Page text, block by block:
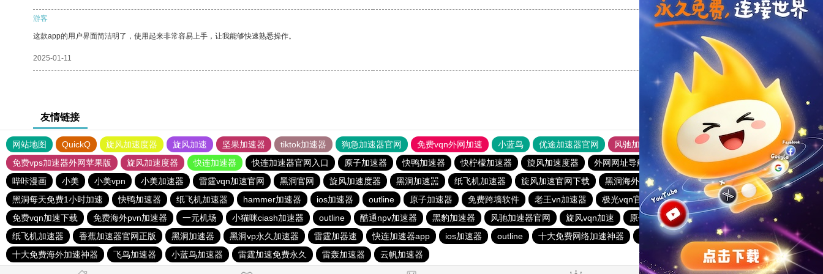
游客
这款app的用户界面简洁明了，使用起来非常容易上手，让我能够快速熟悉操作。
2025-01-11 支持
友情链接
网站地图 QuickQ 旋风加速度器 旋风加速 坚果加速器 tiktok加速器 狗急加速器官网 免费vqn外网加速 小蓝鸟 优途加速器官网 风驰加速器
旋风加速器
免费vps加速器外网苹果版
旋风加速度器 快连加速器 快连加速器官网入口 原子加速器 快鸭加速器 快柠檬加速器 旋风加速度器 外网网址导航 软件中心 雷霆加速
狂飙加速器
哔咔漫画
小美 小美vpn 小美加速器 雷霆vqn加速官网 黑洞官网 旋风加速度器 黑洞加速噐 纸飞机加速器 旋风加速官网下载 黑洞海外npv加速梯子 一元机场
v蚂蚁加速器
黑洞每天免费1小时加速
快鸭加速器 纸飞机加速器 hammer加速器 ios加速器 outline 原子加速器 免费跨墙软件 老王vn加速器 极光vqn官网 加速器黑洞
outline
免费vqn加速下载
免费海外pvn加速器 一元机场 小猫咪ciash加速器 outline 酷通npv加速器 黑豹加速器 风驰加速器官网 旋风vqn加速 原子加速器app官方下载
outline
纸飞机加速器
香蕉加速器官网正版 黑洞加速器 黑洞vp永久加速器 雷霆加器速 快连加速器app ios加速器 outline 十大免费网络加速神器
快鸭加速器官网app
十大免费海外加速神器
飞鸟加速器 小蓝鸟加速器 雷霆加速免费永久 雷轰加速器 云帆加速器